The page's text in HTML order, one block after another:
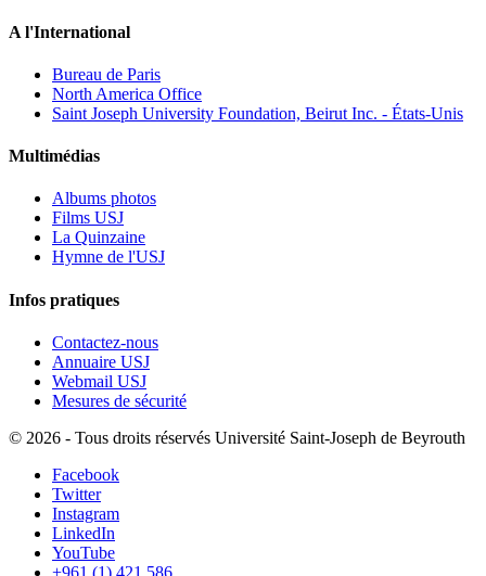
A l'International
Bureau de Paris
North America Office
Saint Joseph University Foundation, Beirut Inc. - États-Unis
Multimédias
Albums photos
Films USJ
La Quinzaine
Hymne de l'USJ
Infos pratiques
Contactez-nous
Annuaire USJ
Webmail USJ
Mesures de sécurité
© 2026 - Tous droits réservés Université Saint-Joseph de Beyrouth
Facebook
Twitter
Instagram
LinkedIn
YouTube
+961 (1) 421 586